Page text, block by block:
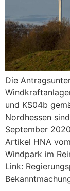
Die
und KS04b
Nordhessen
September
Artikel HNA
Windpark im
Link: